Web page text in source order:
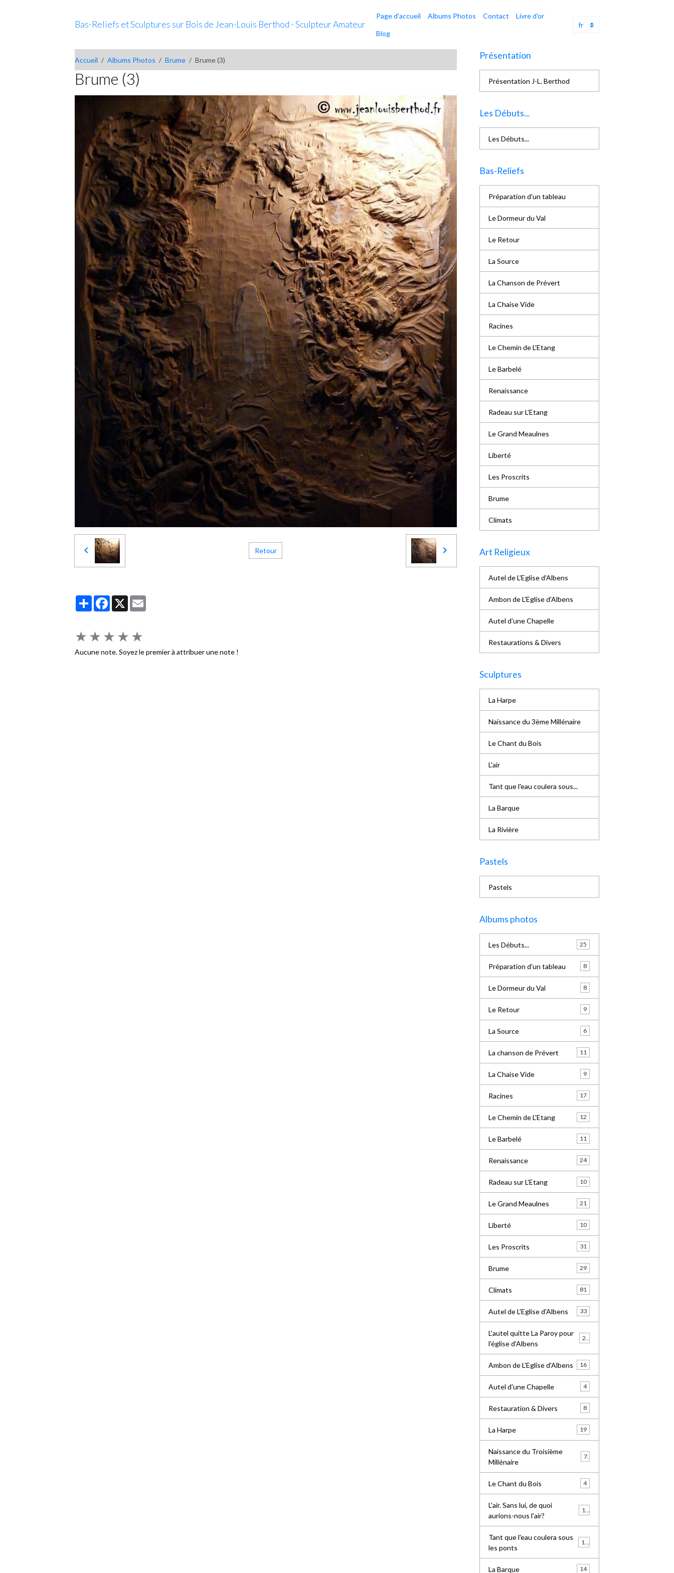
Bas-Reliefs et Sculptures sur Bois de Jean-Louis Berthod - Sculpteur Amateur
Page d'accueil Albums Photos Contact Livre d'or
Blog
Accueil Albums Photos Brume Brume (3)
Brume (3)
Retour
PartagerFacebook
X
★ ★ ★ ★ ★
Aucune note. Soyez le premier à attribuer une note !
Présentation
Présentation J-L. Berthod
Les Débuts...
Les Débuts...
Bas-Reliefs
Préparation d'un tableau
Le Dormeur du Val
Le Retour
La Source
La Chanson de Prévert
La Chaise Vide
Racines
Le Chemin de L'Etang
Le Barbelé
Renaissance
Radeau sur L'Etang
Le Grand Meaulnes
Liberté
Les Proscrits
Brume
Climats
Art Religieux
Autel de L'Eglise d'Albens
Ambon de L'Eglise d'Albens
Autel d'une Chapelle
Restaurations & Divers
Sculptures
La Harpe
Naissance du 3ème Millénaire
Le Chant du Bois
L'air
Tant que l'eau coulera sous...
La Barque
La Rivière
Pastels
Pastels
Albums photos
Les Débuts... 25
Préparation d'un tableau 8
Le Dormeur du Val 8
Le Retour 9
La Source 6
La chanson de Prévert 11
La Chaise Vide 9
Racines 17
Le Chemin de L'Etang 12
Le Barbelé 11
Renaissance 24
Radeau sur L'Etang 10
Le Grand Meaulnes 21
Liberté 10
Les Proscrits 31
Brume 29
Climats 81
Autel de L'Eglise d'Albens 33
L'autel quitte La Paroy pour
l'église d'Albens
Ambon de L'Eglise d'Albens 16
Autel d'une Chapelle 4
Restauration & Divers 8
La Harpe 19
Naissance du Troisième
Millénaire
Le Chant du Bois 4
L'air. Sans lui, de quoi
aurions-nous l'air?
Tant que l'eau coulera sous
les ponts
La Barque 14